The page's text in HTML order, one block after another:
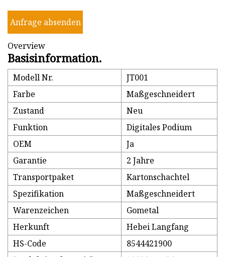
Anfrage absenden
Overview
Basisinformation.
Modell Nr.
JT001
Farbe
Maßgeschneidert
Zustand
Neu
Funktion
Digitales Podium
OEM
Ja
Garantie
2 Jahre
Transportpaket
Kartonschachtel
Spezifikation
Maßgeschneidert
Warenzeichen
Gometal
Herkunft
Hebei Langfang
HS-Code
8544421900